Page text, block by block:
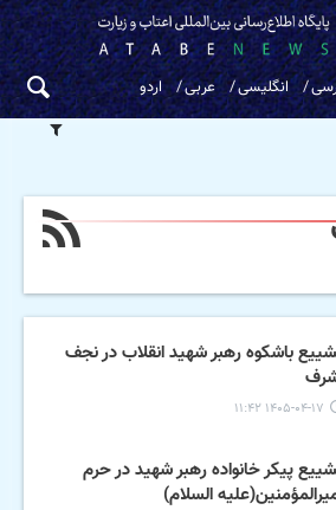
انگلیسی عربی اردو
باشکوه رهبر شهید انقلاب در نجف
۱۴۰۵-۰۴-۱۷ ۱۱:۴۲
پیکر خانواده رهبر شهید در حرم
السلام)